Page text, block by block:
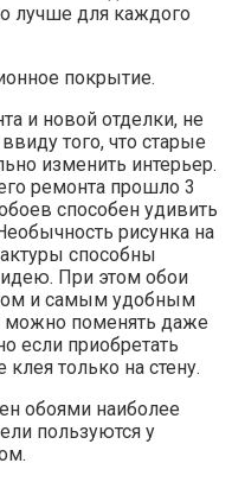
лучше для каждого
покрытие.
и новой отделки, не
того, что старые
изменить интерьер.
ремонта прошло 3
способен удивить
рисунка на
способны
При этом обои
и самым удобным
можно поменять даже
если приобретать
клея только на стену.
обоями наиболее
пользуются у